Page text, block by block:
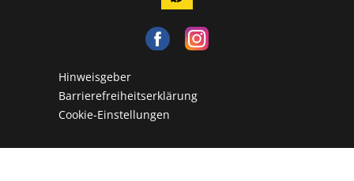
Hinweisgeber
Barrierefreiheitserklärung
Cookie-Einstellungen